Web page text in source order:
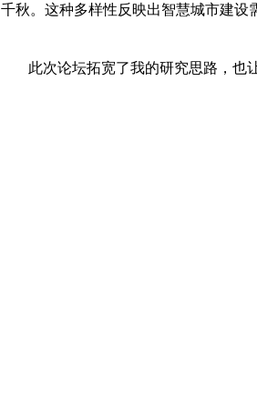
千秋。这种多样性反映出智慧城市建设
此次论坛拓宽了我的研究思路，也